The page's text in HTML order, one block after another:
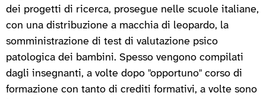
dei progetti di ricerca, prosegue nelle scuole italiane,
con una distribuzione a macchia di leopardo, la
somministrazione di test di valutazione psico
patologica dei bambini. Spesso vengono compilati
dagli insegnanti, a volte dopo "opportuno" corso di
formazione con tanto di crediti formativi, a volte sono